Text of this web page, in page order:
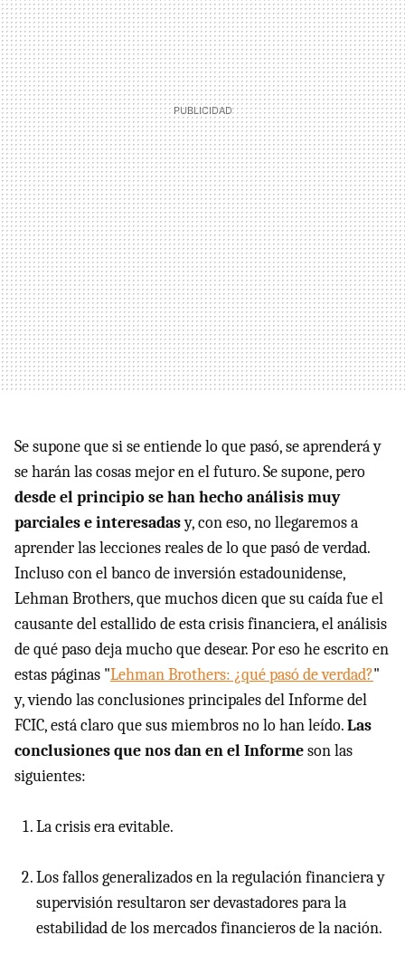
Se supone que si se entiende lo que pasó, se aprenderá y
se harán las cosas mejor en el futuro. Se supone, pero
desde el principio se han hecho análisis muy
parciales e interesadasy, con eso, no llegaremos a
aprender las lecciones reales de lo que pasó de verdad.
Incluso con el banco de inversión estadounidense,
Lehman Brothers, que muchos dicen que su caída fue el
causante del estallido de esta crisis financiera, el análisis
de qué paso deja mucho que desear. Por eso he escrito en
estas páginas "Lehman Brothers: ¿qué pasó de verdad?"
y, viendo las conclusiones principales del Informe del
FCIC, está claro que sus miembros no lo han leído.Las
conclusiones que nos dan en el Informeson las
siguientes:
La crisis era evitable.
Los fallos generalizados en la regulación financiera y
supervisión resultaron ser devastadores para la
estabilidad de los mercados financieros de la nación.